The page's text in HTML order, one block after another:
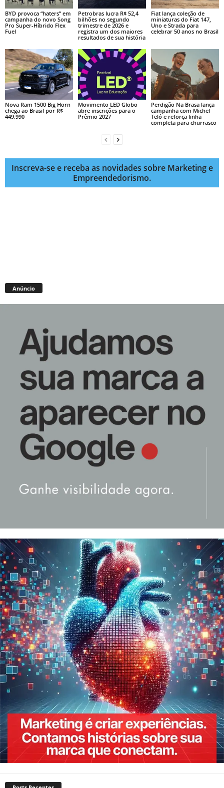
BYD provoca “haters” em
campanha do novo Song
Pro Super-Híbrido Flex
Fuel
Petrobras lucra R$ 52,4
bilhões no segundo
trimestre de 2026 e
registra um dos maiores
resultados de sua história
Fiat lança coleção de
miniaturas do Fiat 147,
Uno e Strada para
celebrar 50 anos no Brasil
Nova Ram 1500 Big Horn
chega ao Brasil por R$
449.990
Movimento LED Globo
abre inscrições para o
Prêmio 2027
Perdigão Na Brasa lança
campanha com Michel
Teló e reforça linha
completa para churrasco
Inscreva-se e receba as novidades sobre Marketing e
Empreendedorismo.
Anúncio